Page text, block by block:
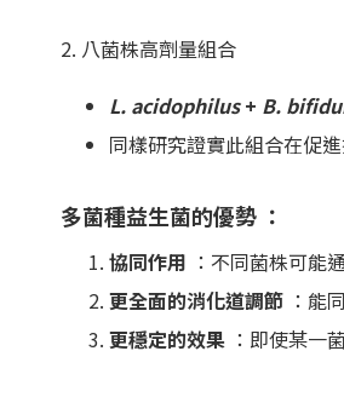
2. 八菌株高劑量組合
L. acidophilus+ B.
同樣研究證實此組合在促
多菌種益生菌的優勢 ：
協同作用 ：不同菌株可能
更全面的消化道調節 ：能
更穩定的效果 ：即使某一